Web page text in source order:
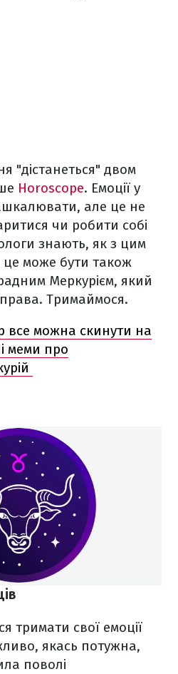
"дістанеться" двом
Horoscope. Емоції у
але це не
чи робити собі
знають, як з цим
це може бути також
Меркурієм, який
Тримаймося.
все можна скинути на
меми про
тримати свої емоції
якась потужна,
поволі